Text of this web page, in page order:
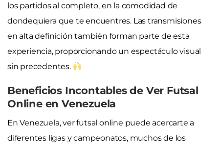
los partidos al completo, en la comodidad de
dondequiera que te encuentres. Las transmisiones
en alta definición también forman parte de esta
experiencia, proporcionando un espectáculo visual
sin precedentes.
Beneficios Incontables de Ver Futsal
Online en Venezuela
En Venezuela, ver futsal online puede acercarte a
diferentes ligas y campeonatos, muchos de los